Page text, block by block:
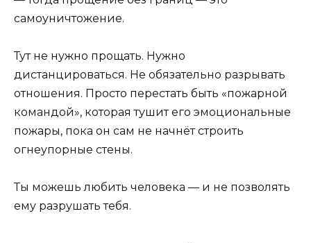
самоуничтожение.
Тут не нужно прощать. Нужно
дистанцироваться. Не обязательно разрывать
отношения. Просто перестать быть «пожарной
командой», которая тушит его эмоциональные
пожары, пока он сам не начнёт строить
огнеупорные стены.
Ты можешь любить человека — и не позволять
ему разрушать тебя.